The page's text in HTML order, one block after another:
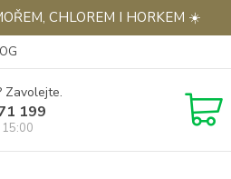
CHLOREM I HORKEM ☀️
Zavolejte.
199